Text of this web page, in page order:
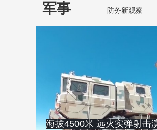
军事 防务新观察
海拔4500米 远火实弹射击